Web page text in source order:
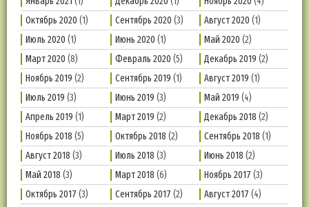
Октябрь 2020 (1) Сентябрь 2020 (3) Август 2020 (1)
Июль 2020 (1) Июнь 2020 (1) Май 2020 (2)
Март 2020 (8) Февраль 2020 (5) Декабрь 2019 (2)
Ноябрь 2019 (2) Сентябрь 2019 (1) Август 2019 (1)
Июль 2019 (3) Июнь 2019 (3) Май 2019 (4)
Апрель 2019 (1) Март 2019 (2) Декабрь 2018 (2)
Ноябрь 2018 (5) Октябрь 2018 (2) Сентябрь 2018 (1)
Август 2018 (3) Июль 2018 (3) Июнь 2018 (2)
Май 2018 (3) Март 2018 (6) Ноябрь 2017 (3)
Октябрь 2017 (3) Сентябрь 2017 (2) Август 2017 (4)